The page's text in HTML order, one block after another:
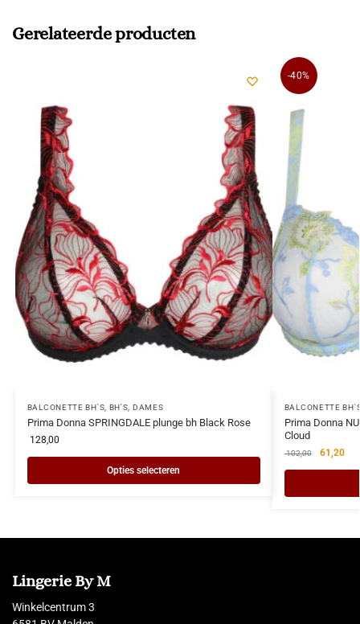
Gerelateerde producten
BALCONETTE BH'S, BH'S, DAMES
Prima Donna SPRINGDALE plunge bh Black Rose
128,00
Opties selecteren
-40%
BALCONETTE
Prima Donna
Cloud
102,00 61,20
Lingerie By M
Winkelcentrum 3